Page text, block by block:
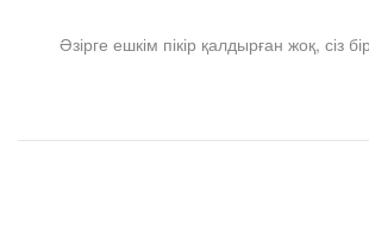
Әзірге ешкім пікір қалдырған жоқ, сіз